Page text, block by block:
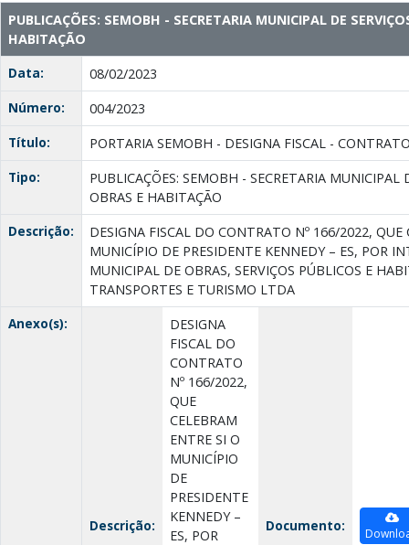
PUBLICAÇÕES: SEMOBH - SECRETARIA MUNICIPAL DE
HABITAÇÃO
Data:
08/02/2023
Número:
004/2023
Título:
PORTARIA SEMOBH - DESIGNA FISCAL -
Tipo:
PUBLICAÇÕES: SEMOBH - SECRETARIA MUNICIPAL
OBRAS E HABITAÇÃO
Descrição:
DESIGNA FISCAL DO CONTRATO Nº 166/2022, QUE
MUNICÍPIO DE PRESIDENTE KENNEDY – ES, POR
MUNICIPAL DE OBRAS, SERVIÇOS PÚBLICOS E
TRANSPORTES E TURISMO LTDA
Anexo(s):
Descrição:
DESIGNA
FISCAL DO
CONTRATO
Nº 166/2022,
QUE
CELEBRAM
ENTRE SI O
MUNICÍPIO
DE
PRESIDENTE
KENNEDY –
ES, POR
Documento: